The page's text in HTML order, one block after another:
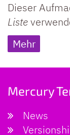
Dieser
Liste
Mehr
Mercury
News